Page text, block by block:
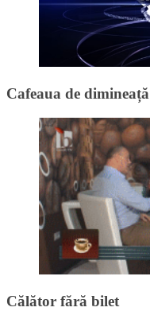
Cafeaua de dimineață
Călător fără bilet